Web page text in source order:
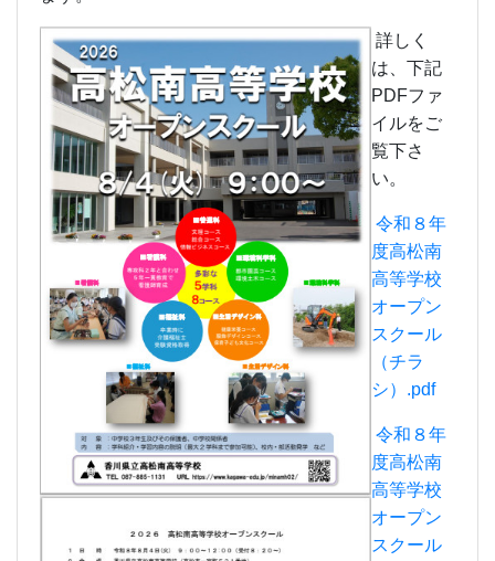
オープン
スクール
（チラ
シ）.pdf
令和８年
度高松南
高等学校
オープン
スクール
実施要
項.pdf